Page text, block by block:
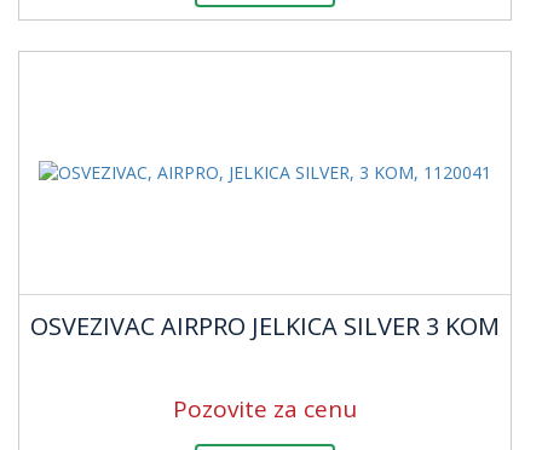
OSVEZIVAC AIRPRO JELKICA SILVER 3 KOM
Pozovite za cenu